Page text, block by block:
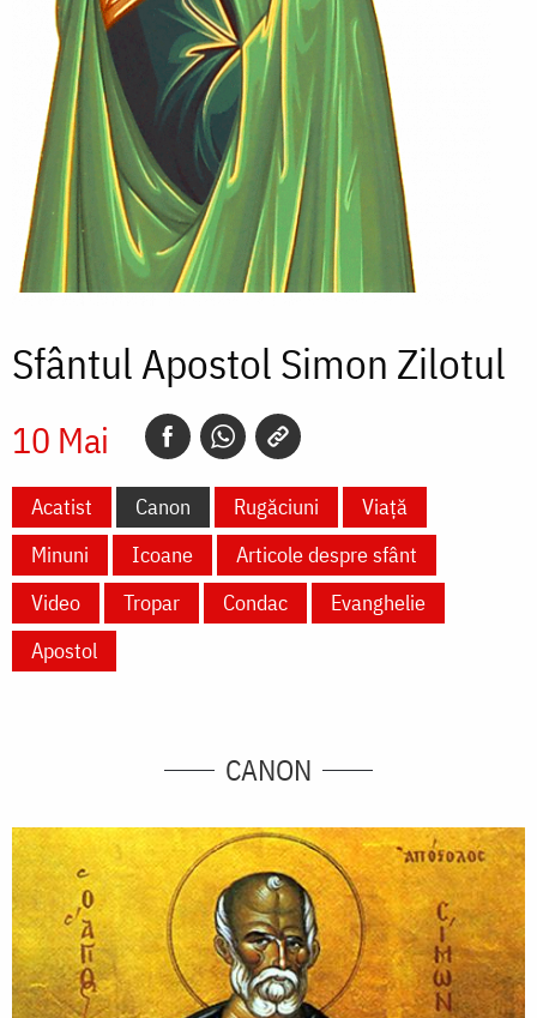
Sfântul Apostol Simon Zilotul
10 Mai
Acatist Canon Rugăciuni
Viață
Minuni
Icoane
Articole despre sfânt
Video
Tropar Condac
Evanghelie
Apostol
CANON